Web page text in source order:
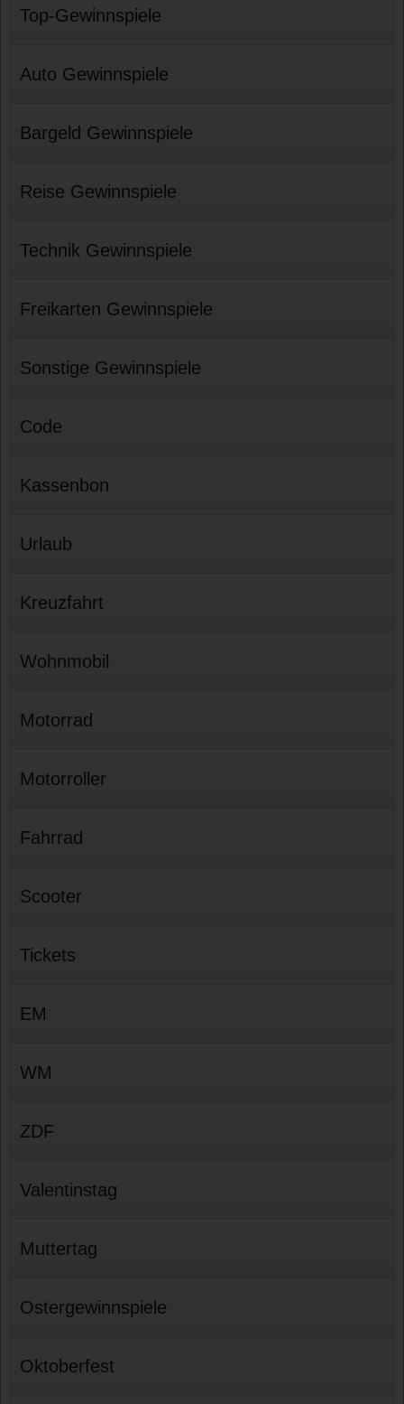
Top-Gewinnspiele
Auto Gewinnspiele
Bargeld Gewinnspiele
Reise Gewinnspiele
Technik Gewinnspiele
Freikarten Gewinnspiele
Sonstige Gewinnspiele
Code
Kassenbon
Urlaub
Kreuzfahrt
Wohnmobil
Motorrad
Motorroller
Fahrrad
Scooter
Tickets
EM
WM
ZDF
Valentinstag
Muttertag
Ostergewinnspiele
Oktoberfest